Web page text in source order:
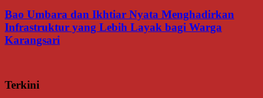
Bao Umbara dan Ikhtiar Nyata Menghadirkan
Infrastruktur yang Lebih Layak bagi Warga
Karangsari
Terkini